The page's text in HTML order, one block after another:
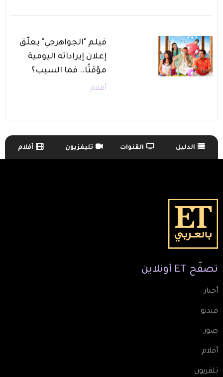
فيلم "الجواهرجي" يعلّق
إعلان إيراداته اليومية
مؤقتًا.. فما السبب؟
أفلام
TV Guide Menu الدليل القنوات تليفزيون أفلام
تصفّح ET أونلاين
أخبار
فيديو
صور
أفلام
تلفزيون